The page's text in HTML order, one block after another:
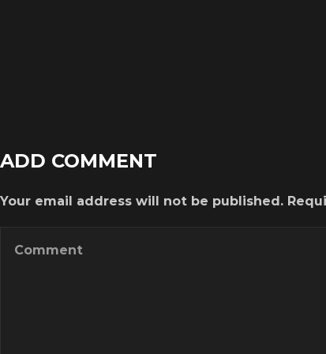
ADD COMMENT
Your email address will not be published.